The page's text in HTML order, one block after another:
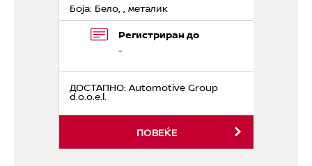
Боја: Бело, , металик
Регистриран до
-
ДОСТАПНО: Automotive Group
d.o.o.e.l.
ПОВЕЌЕ